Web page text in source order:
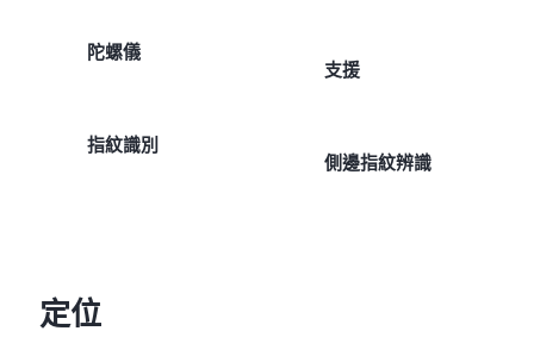
陀螺儀
支援
指紋識別
側邊指紋辨識
定位